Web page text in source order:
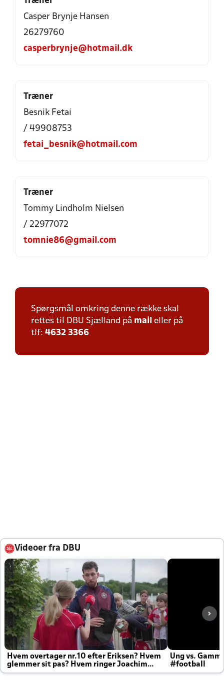
Casper Brynje Hansen
26279760
casperbrynje@hotmail.dk
Træner
Besnik Fetai
/ 49908753
fetai_besnik@hotmail.com
Træner
Tommy Lindholm Nielsen
/ 22977072
tomnie86@gmail.com
Spørgsmål omkring denne række skal
rettes til DBU Sjælland på mail eller på
tlf: 4632 3366
Videoer fra DBU
Hvem overtager nr.10 efter Eriksen? Hvem
glemmer sit pas? Hvem ringer Joachim
altid til efter kampe?
Ung vs.
#football